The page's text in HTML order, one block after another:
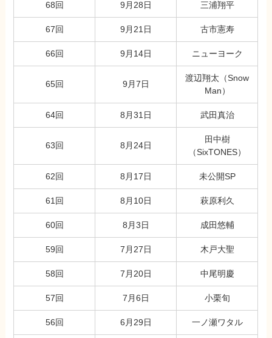
68回 9月28日 三浦翔平
67回 9月21日 古市憲寿
66回 9月14日 ニューヨーク
65回 9月7日
渡辺翔太（Snow
Man）
64回 8月31日 武田真治
63回 8月24日
田中樹
（SixTONES）
62回 8月17日 未公開SP
61回 8月10日 萩原利久
60回 8月3日 成田悠輔
59回 7月27日 木戸大聖
58回 7月20日 中尾明慶
57回 7月6日 小栗旬
56回 6月29日 一ノ瀬ワタル